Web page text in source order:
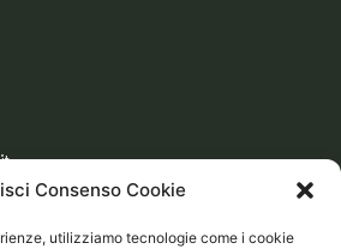
Consenso Cookie
utilizziamo tecnologie come i cookie